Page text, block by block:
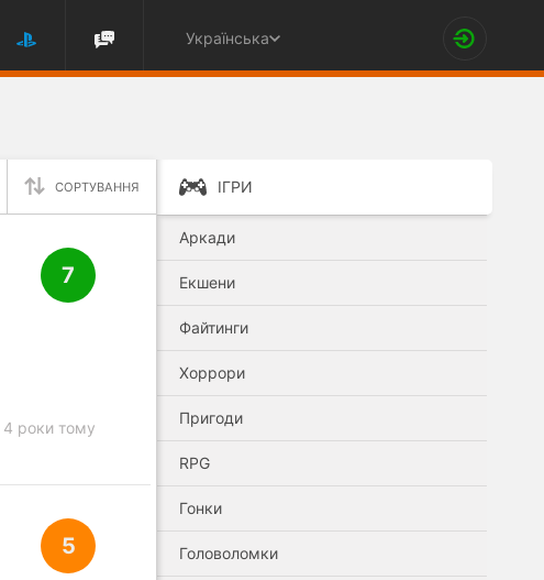
Українська
СОРТУВАННЯ
7
4 роки тому
5
ІГРИ
Аркади
Екшени
Файтинги
Хоррори
Пригоди
RPG
Гонки
Головоломки